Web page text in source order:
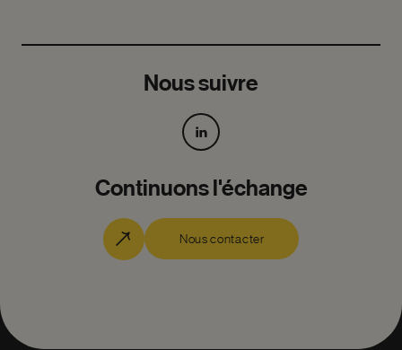
Nous suivre
Continuons l'échange
Nous contacter